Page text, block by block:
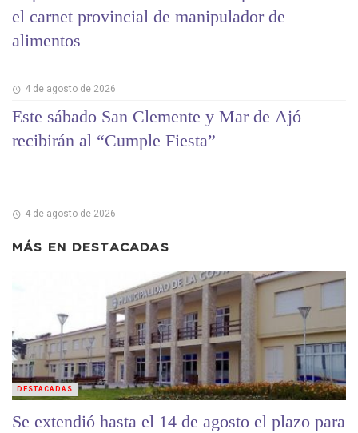
el carnet provincial de manipulador de
alimentos
4 de agosto de 2026
Este sábado San Clemente y Mar de Ajó
recibirán al “Cumple Fiesta”
4 de agosto de 2026
MÁS EN DESTACADAS
Se extendió hasta el 14 de agosto el plazo para
DESTACADAS